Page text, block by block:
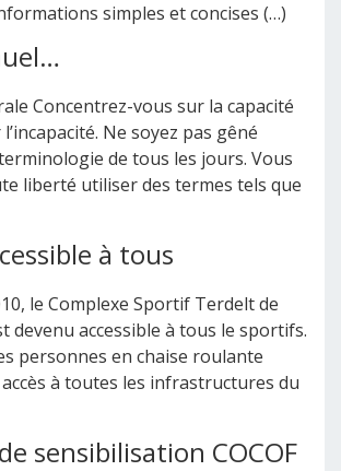
simples et concises (…)
Concentrez-vous sur la capacité
Ne soyez pas gêné
de tous les jours. Vous
liberté utiliser des termes tels que
à tous
le Complexe Sportif Terdelt de
devenu accessible à tous le sportifs.
personnes en chaise roulante
à toutes les infrastructures du
sensibilisation COCOF